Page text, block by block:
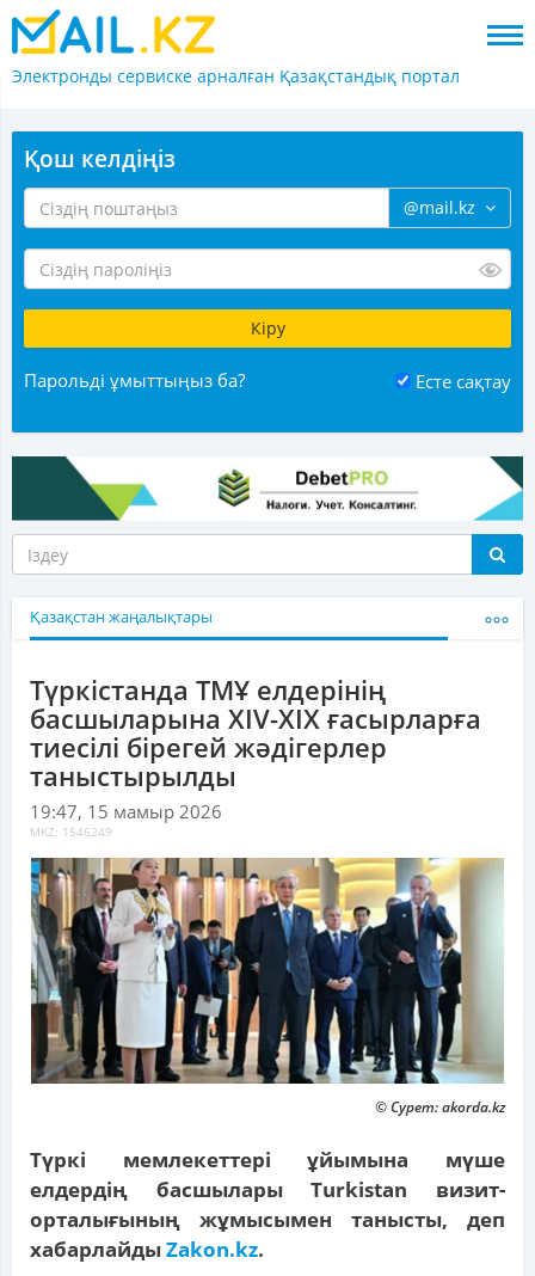
Электронды сервиске арналған Қазақстандық портал
Қош келдіңіз
@mail.kz
Парольді ұмыттыңыз ба? Есте сақтау
Қазақстан жаңалықтары
Түркістанда ТМҰ елдерінің
басшыларына XIV-XIX ғасырларға
тиесілі бірегей жәдігерлер
таныстырылды
19:47, 15 мамыр 2026
MKZ: 1546249
© Сурет: akorda.kz
Түркі мемлекеттері ұйымына мүше
елдердің басшылары Turkistan визит-
орталығының жұмысымен танысты, деп
хабарлайдыZakon.kz.